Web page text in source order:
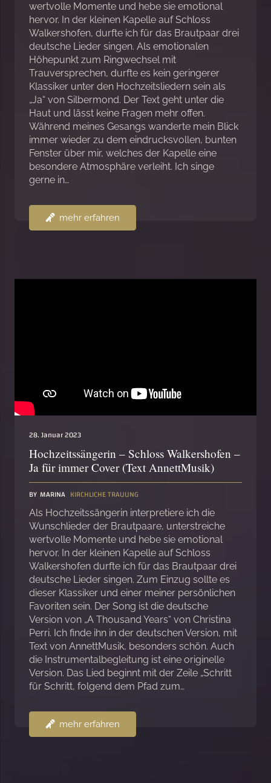
wertvolle Momente und hebe sie emotional
hervor. In der kleinen Kapelle auf Schloss
Walkershofen, durfte ich für das Brautpaar drei
deutsche Lieder singen. Als emotionalen
Höhepunkt zum Ringwechsel mit
Trauversprechen, durfte es kein geringerer
Klassiker unter den Hochzeitsliedern sein als
„Ja“ von Silbermond. Der Text geht unter die
Haut und lässt keine Fragen mehr offen.
Während meines Gesangs wanderte mein Blick
immer wieder zu dem eindrucksvollen, bunten
Fenster über mir, welches der Kapelle eine
besondere Atmosphäre verleiht. Ich singe
gerne in…
mehr erfahren
28. Januar 2023
Hochzeitssängerin – Schloss Walkershofen –
Ja für immer Cover (Text AnnettMusik)
BY MARINA KIRCHLICHE TRAUUNG
Als Hochzeitssängerin interpretiere ich die
Wunschlieder der Brautpaare, unterstreiche
wertvolle Momente und hebe sie emotional
hervor. In der kleinen Kapelle auf Schloss
Walkershofen durfte ich für das Brautpaar drei
deutsche Lieder singen. Zum Einzug sollte es
dieser Klassiker und einer meiner persönlichen
Favoriten sein. Der Song ist die deutsche
Version von „A Thousand Years“ von Christina
Perri. Ich finde ihn in der deutschen Version, mit
Text von AnnettMusik, besonders schön. Auch
die Instrumentalbegleitung ist eine originelle
Version. Das Lied beginnt mit der Zeile „Schritt
für Schritt, folgend dem Pfad zum…
mehr erfahren